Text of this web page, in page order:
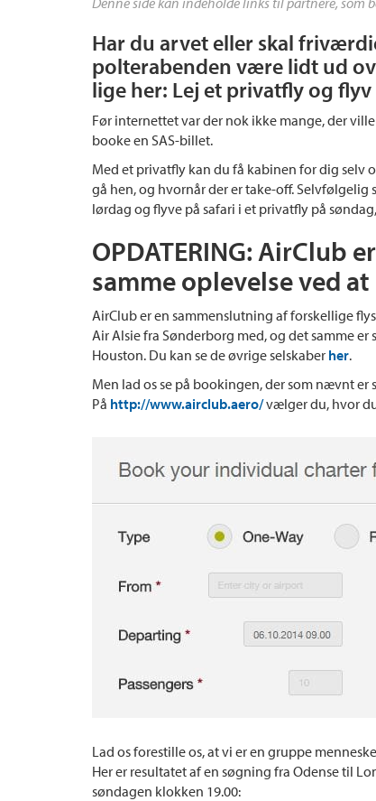
Har du arvet eller skal
polterabenden være lidt ud
lige her: Lej et privatfly og
Før internettet var der nok ikke mange, der
booke en SAS-billet.
Med et privatfly kan du få kabinen for dig selv
gå hen, og hvornår der er take-off.
lørdag og flyve på safari i et privatfly på
OPDATERING: AirClub
samme oplevelse ved
AirClub er en sammenslutning af forskellige
Air Alsie fra Sønderborg med, og det samme
Houston. Du kan se de øvrige selskaber her.
Men lad os se på bookingen, der som nævnt er
På http://www.airclub.aero/vælger du, hvor
Lad os forestille os, at vi er en gruppe
Her er resultatet af en søgning fra Odense til
søndagen klokken 19.00: